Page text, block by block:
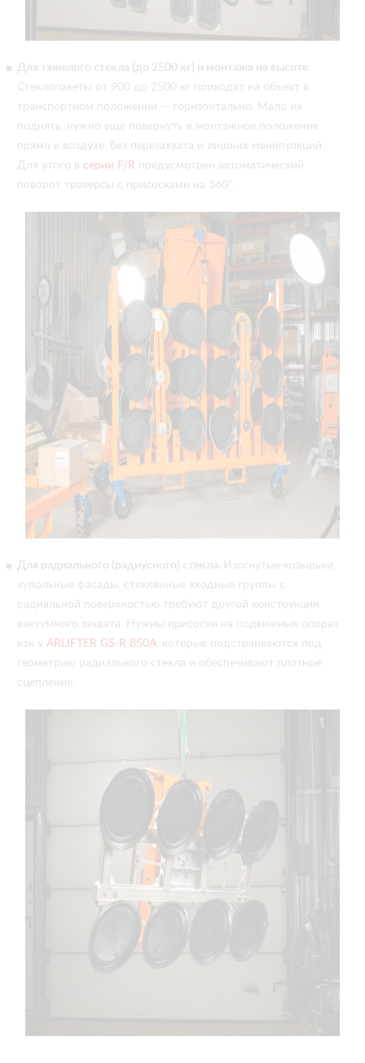
Для тяжелого стекла (до 2500 кг) и монтажа на высоте.
Стеклопакеты от 900 до 2500 кг приходят на объект в
транспортном положении — горизонтально. Мало их
поднять, нужно еще повернуть в монтажное положение
прямо в воздухе, без перезахвата и лишних манипуляций.
Для этого в серии F/R предусмотрен автоматический
поворот траверсы с присосками на 360°.
Для радиального (радиусного) стекла. Изогнутые козырьки,
купольные фасады, стеклянные входные группы с
радиальной поверхностью требуют другой конструкции
вакуумного захвата. Нужны присоски на подвижных опорах
как у ARLIFTER GS‑R 850A, которые подстраиваются под
геометрию радиального стекла и обеспечивают плотное
сцепление.